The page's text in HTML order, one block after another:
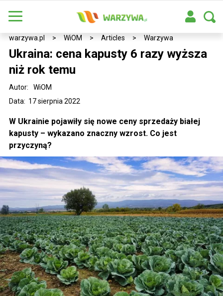
warzywa.pl > WiOM > Articles > Warzywa
Ukraina: cena kapusty 6 razy wyższa
niż rok temu
Data: 17 sierpnia 2022
Autor: WiOM
W Ukrainie pojawiły się nowe ceny sprzedaży białej
kapusty – wykazano znaczny wzrost. Co jest
przyczyną?